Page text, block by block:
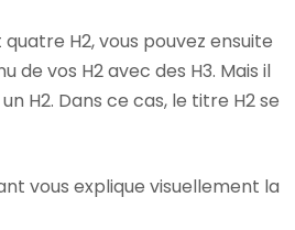
H2, vous pouvez ensuite
vos H2 avec des H3. Mais il
H2. Dans ce cas, le titre H2 se
vous explique visuellement la